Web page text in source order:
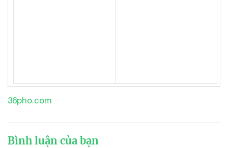
36pho.com
Bình luận của bạn